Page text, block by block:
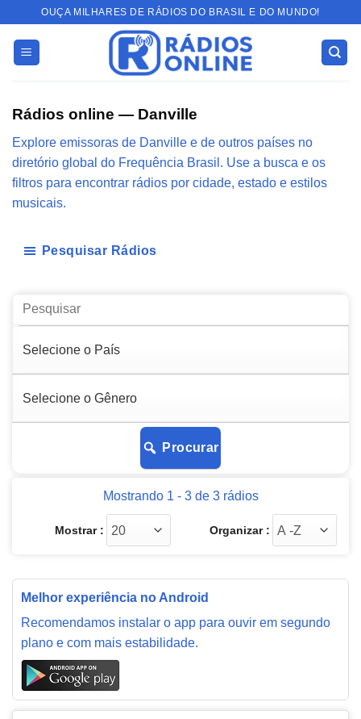
content
OUÇA MILHARES DE RÁDIOS DO BRASIL E DO MUNDO!
Rádios online — Danville
Explore emissoras de Danville e de outros países no
diretório global do Frequência Brasil. Use a busca e os
filtros para encontrar rádios por cidade, estado e estilos
musicais.
Pesquisar Rádios
Procurar
Mostrando 1 - 3 de 3 rádios
Mostrar : Organizar :
Melhor experiência no Android
Recomendamos instalar o app para ouvir em segundo
plano e com mais estabilidade.